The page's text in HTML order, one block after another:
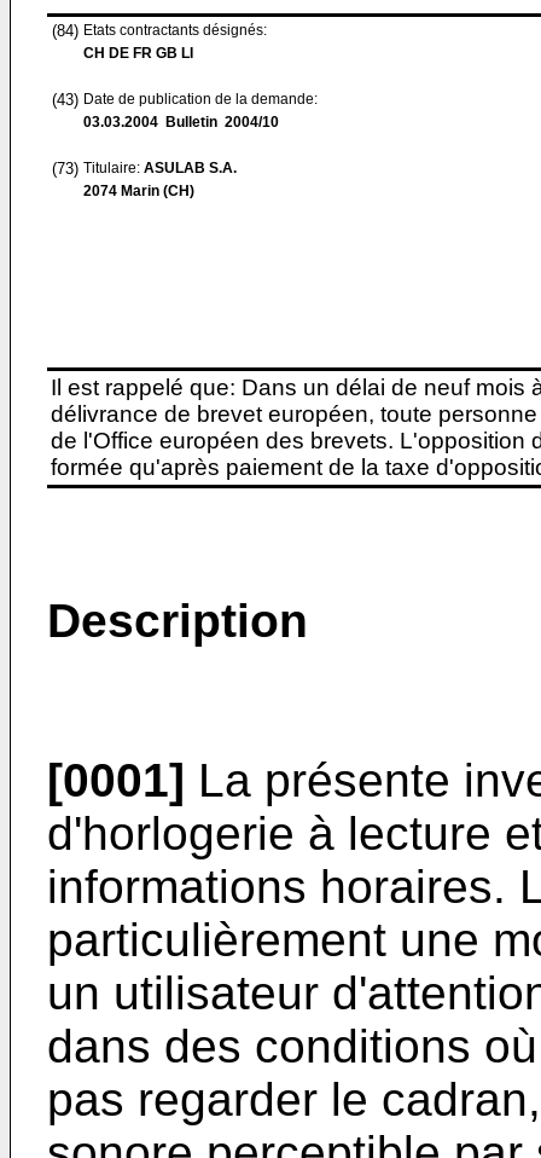
(84) Etats contractants désignés:
CH DE FR GB LI
(43) Date de publication de la demande:
03.03.2004 Bulletin 2004/10
(73) Titulaire: ASULAB S.A.
2074 Marin (CH)
Il est rappelé que: Dans un délai de neuf
délivrance de brevet européen, toute
de l'Office européen des brevets. L'opposition
formée qu'après paiement de la taxe
Description
[0001] La présente
d'horlogerie à lecture
informations horaires.
particulièrement une
un utilisateur
dans des conditions
pas regarder le